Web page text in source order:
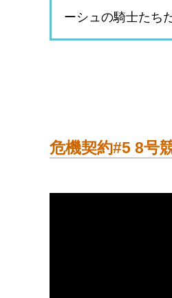
ーシュの騎士たち
危機契約#5 8号